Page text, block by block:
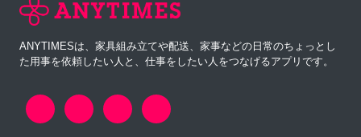
ANYTIMESは、家具組み立てや配送、家事などの日常のちょっとし
た用事を依頼したい人と、仕事をしたい人をつなげるアプリです。